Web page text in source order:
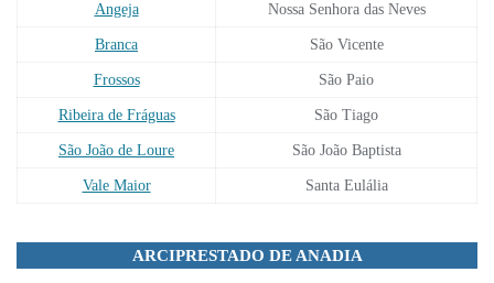
Angeja Nossa Senhora das Neves
Branca São Vicente
Frossos São Paio
Ribeira de Fráguas São Tiago
São João de Loure São João Baptista
Vale Maior Santa Eulália
ARCIPRESTADO DE ANADIA